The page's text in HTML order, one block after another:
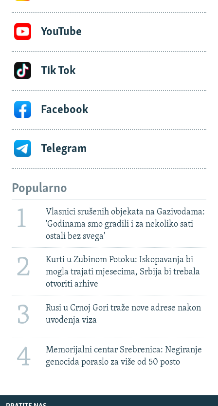
YouTube
Tik Tok
Facebook
Telegram
Popularno
1
Vlasnici srušenih objekata na Gazivodama:
'Godinama smo gradili i za nekoliko sati
ostali bez svega'
2
Kurti u Zubinom Potoku: Iskopavanja bi
mogla trajati mjesecima, Srbija bi trebala
otvoriti arhive
3
Rusi u Crnoj Gori traže nove adrese nakon
uvođenja viza
4
Memorijalni centar Srebrenica: Negiranje
genocida poraslo za više od 50 posto